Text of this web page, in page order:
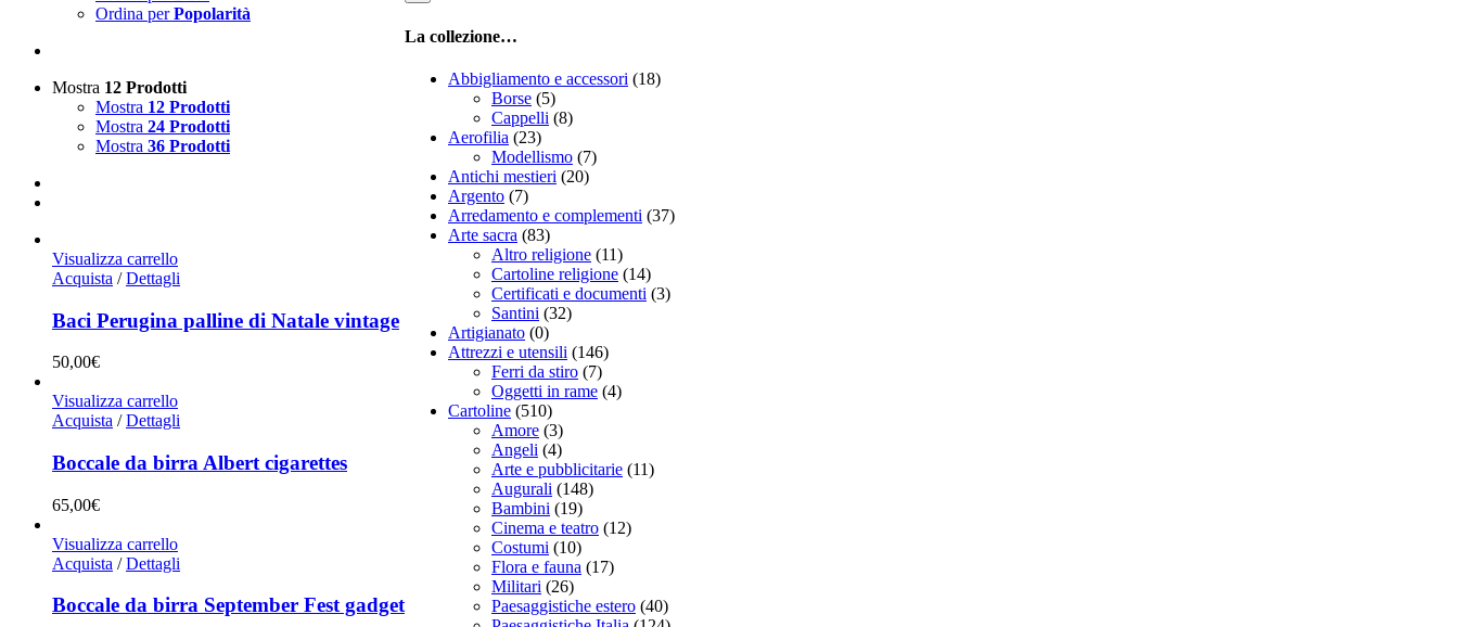
Ordina perPopolarità
Mostra 12 Prodotti
Mostra 12 Prodotti
Mostra 24 Prodotti
Mostra 36 Prodotti
Visualizza carrello
Acquista / Dettagli
Baci Perugina palline di Natale vintage
50,00€
Visualizza carrello
Acquista / Dettagli
Boccale da birra Albert cigarettes
65,00€
Visualizza carrello
Acquista / Dettagli
Boccale da birra September Fest gadget
La collezione…
Abbigliamento e accessori (18)
Borse (5)
Cappelli (8)
Aerofilia (23)
Modellismo (7)
Antichi mestieri (20)
Argento (7)
Arredamento e complementi (37)
Arte sacra (83)
Altro religione (11)
Cartoline religione (14)
Certificati e documenti (3)
Santini (32)
Artigianato (0)
Attrezzi e utensili (146)
Ferri da stiro (7)
Oggetti in rame (4)
Cartoline (510)
Amore (3)
Angeli (4)
Arte e pubblicitarie (11)
Augurali (148)
Bambini (19)
Cinema e teatro (12)
Costumi (10)
Flora e fauna (17)
Militari (26)
Paesaggistiche estero (40)